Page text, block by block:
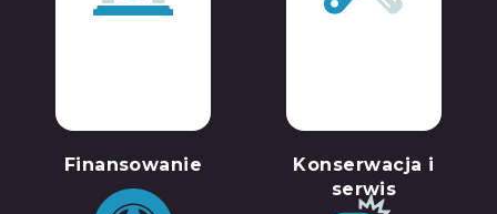
Finansowanie
Konserwacja i
serwis